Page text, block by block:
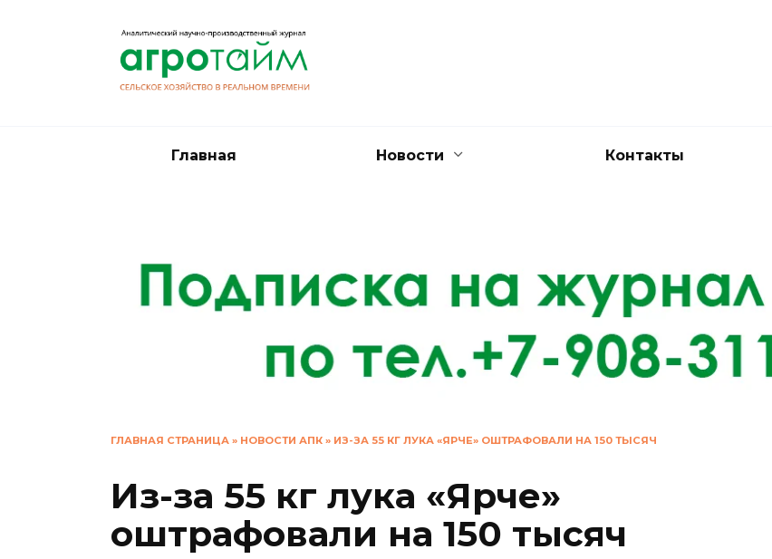
Главная Новости Контакты
ГЛАВНАЯ СТРАНИЦА » НОВОСТИ АПК » ИЗ-ЗА 55 КГ ЛУКА «ЯРЧЕ» ОШТРАФОВАЛИ НА 150 ТЫСЯЧ
Из-за 55 кг лука «Ярче»
оштрафовали на 150 тысяч